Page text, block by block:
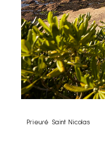
Prieuré Saint Nicolas